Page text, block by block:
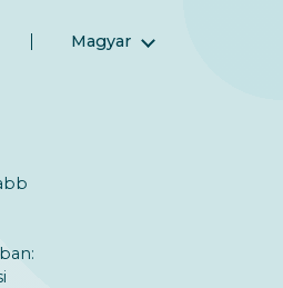
Magyar
(Orosz)
(Török)